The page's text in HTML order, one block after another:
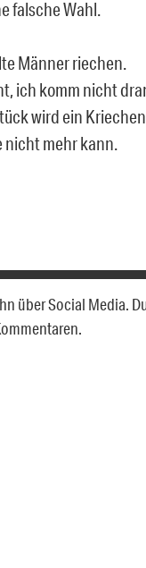
falsche Wahl.
Männer riechen.
ich komm nicht
wird ein
nicht mehr kann.
über Social Media.